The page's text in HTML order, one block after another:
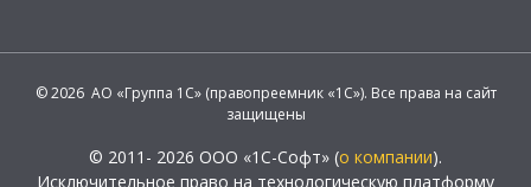
© 2026 АО «Группа 1С» (правопреемник «1С»). Все права на сайт
защищены
© 2011- 2026 ООО «1С-Софт» (о компании).
Исключительное право на технологическую платформу